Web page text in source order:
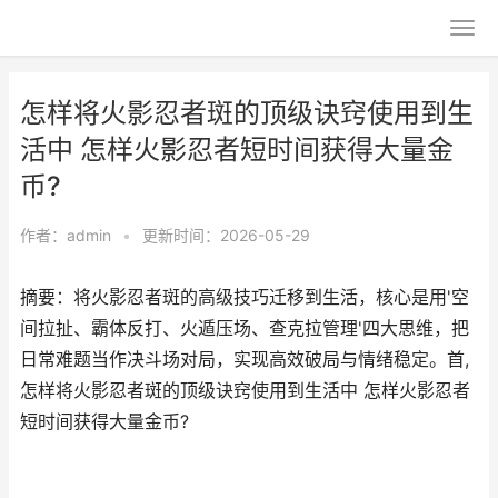
怎样将火影忍者斑的顶级诀窍使用到生
活中 怎样火影忍者短时间获得大量金
币?
作者： admin • 更新时间：2026-05-29
摘要：将火影忍者斑的高级技巧迁移到生活，核心是用'空
间拉扯、霸体反打、火遁压场、查克拉管理'四大思维，把
日常难题当作决斗场对局，实现高效破局与情绪稳定。首,
怎样将火影忍者斑的顶级诀窍使用到生活中 怎样火影忍者
短时间获得大量金币?